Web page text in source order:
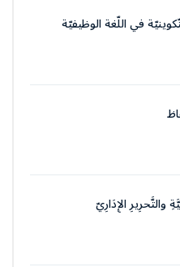
في اللّغة الوظيفيّة
والتَّحرِيرِ الإِدَارِيّ